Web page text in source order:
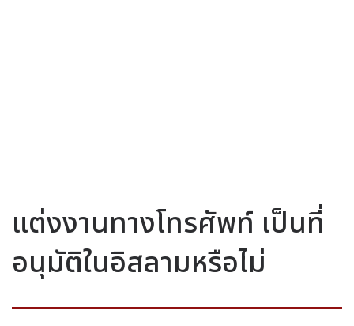
แต่งงานทางโทรศัพท์ เป็นที่
อนุมัติในอิสลามหรือไม่